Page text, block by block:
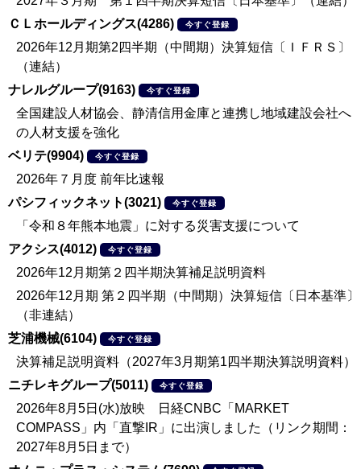
ＣＬホールディングス(4286)
今すぐ登録
2026年12月期第2四半期（中間期）決算短信〔ＩＦＲＳ〕
（連結）
ナレルグループ(9163)
今すぐ登録
全国建設人材協会、静清信用金庫と連携し地域建設会社へ
の人材支援を強化
ベリテ(9904)
今すぐ登録
2026年７月度 前年比速報
パシフィックネット(3021)
今すぐ登録
「令和８年熊本地震」に対する災害支援について
アクシス(4012)
今すぐ登録
2026年12月期第２四半期決算補足説明資料
2026年12月期 第２四半期（中間期）決算短信〔日本基準〕
（非連結）
芝浦機械(6104)
今すぐ登録
決算補足説明資料（2027年3月期第1四半期決算説明資料）
ニチレキグループ(5011)
今すぐ登録
2026年8月5日(水)放映 日経CNBC「MARKET
COMPASS」内「直撃IR」に出演しました（リンク期間：
2027年8月5日まで）